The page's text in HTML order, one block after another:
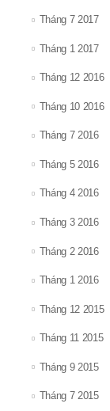
Tháng 7 2017
Tháng 1 2017
Tháng 12 2016
Tháng 10 2016
Tháng 7 2016
Tháng 5 2016
Tháng 4 2016
Tháng 3 2016
Tháng 2 2016
Tháng 1 2016
Tháng 12 2015
Tháng 11 2015
Tháng 9 2015
Tháng 7 2015